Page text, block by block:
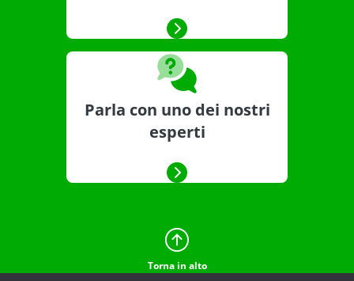
Parla con uno dei nostri
esperti
Torna in alto